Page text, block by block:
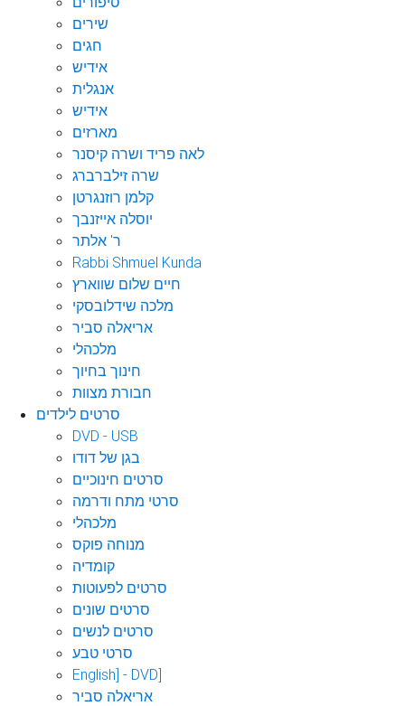
שירים
חגים
אידיש
אנגלית
אידיש
מארזים
לאה פריד ושרה קיסנר
שרה זילברברג
קלמן רוזנגרטן
יוסלה אייזנבך
ר' אלתר
Rabbi Shmuel Kunda
חיים שלום שווארץ
מלכה שידלובסקי
אריאלה סביר
מלכהלי
חינוך בחיוך
חבורת מצוות
סרטים לילדים
DVD - USB
בגן של דודו
סרטים חינוכיים
סרטי מתח ודרמה
מלכהלי
מנוחה פוקס
קומדיה
סרטים לפעוטות
סרטים שונים
סרטים לנשים
סרטי טבע
English] - DVD]
אריאלה סביר